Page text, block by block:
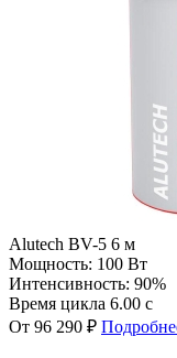
Alutech BV-5 6 м
Мощность: 100 Вт
Интенсивность: 90%
Время цикла 6.00 с
От 96 290 ₽